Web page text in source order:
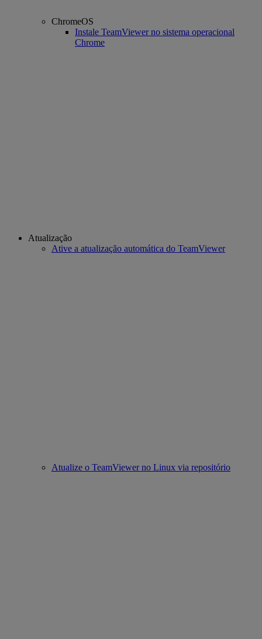
ChromeOS
Instale TeamViewer no sistema operacional
Chrome
Atualização
Ative a atualização automática do TeamViewer
Atualize o TeamViewer no Linux via repositório